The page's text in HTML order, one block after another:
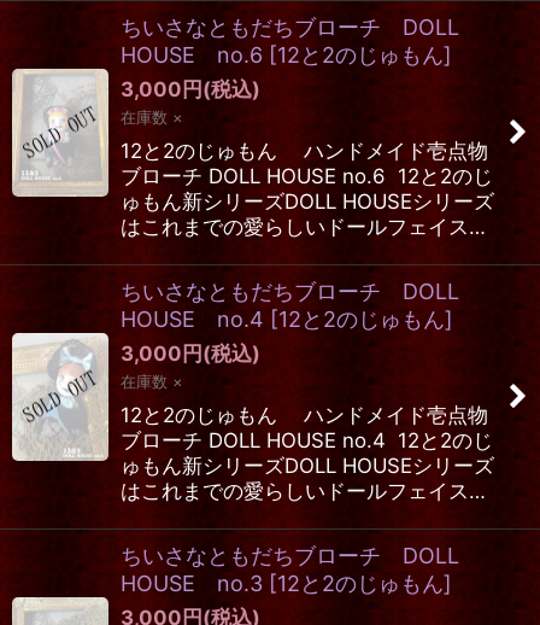
ちいさなともだちブローチ DOLL
HOUSE no.6 [12と2のじゅもん]
3,000 円 (税込)
在庫数 ×
12と2のじゅもん ハンドメイド壱点物
ブローチ DOLL HOUSE no.6 12と2のじ
ゅもん新シリーズDOLL HOUSEシリーズ
はこれまでの愛らしいドールフェイス…
ちいさなともだちブローチ DOLL
HOUSE no.4 [12と2のじゅもん]
3,000 円 (税込)
在庫数 ×
12と2のじゅもん ハンドメイド壱点物
ブローチ DOLL HOUSE no.4 12と2のじ
ゅもん新シリーズDOLL HOUSEシリーズ
はこれまでの愛らしいドールフェイス…
ちいさなともだちブローチ DOLL
HOUSE no.3 [12と2のじゅもん]
3,000 円 (税込)